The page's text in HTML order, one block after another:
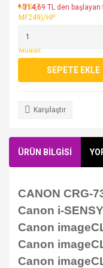
* 314,69 TL den
SEPETE EKLE
Karşılaştır
ÜRÜN BİLGİSİ
CANON CRG-
Canon i-
Canon
Canon
Canon